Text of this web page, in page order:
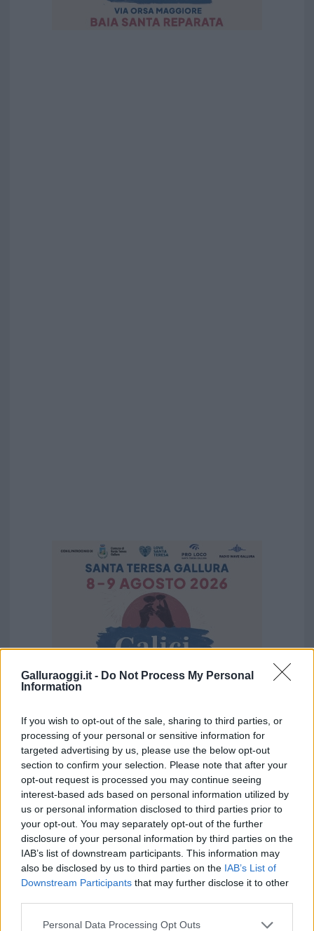
Galluraoggi.it - Do Not Process My Personal
Information
If you wish to opt-out of the sale, sharing to third parties, or
processing of your personal or sensitive information for
targeted advertising by us, please use the below opt-out
section to confirm your selection. Please note that after your
opt-out request is processed you may continue seeing
interest-based ads based on personal information utilized by
us or personal information disclosed to third parties prior to
your opt-out. You may separately opt-out of the further
disclosure of your personal information by third parties on the
IAB’s list of downstream participants. This information may
also be disclosed by us to third parties on the IAB’s List of
Downstream Participants that may further disclose it to other
Please note that this website/app uses one or more Google
Personal Data Processing Opt Outs
Vuoi rimuovere le pubblicità nazionali?
Puoi abbonarti asoli € 1,10 al mese
cliccandoqui
Sei già abbonato?
Puoi effettuare l'accesso andando nella
sezioneLogindal menù del sito o
cliccando
qui